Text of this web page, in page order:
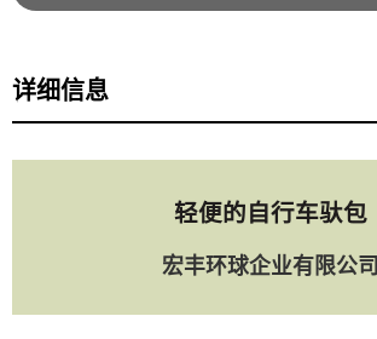
详细信息
轻便的自行车驮包
宏丰环球企业有限公司